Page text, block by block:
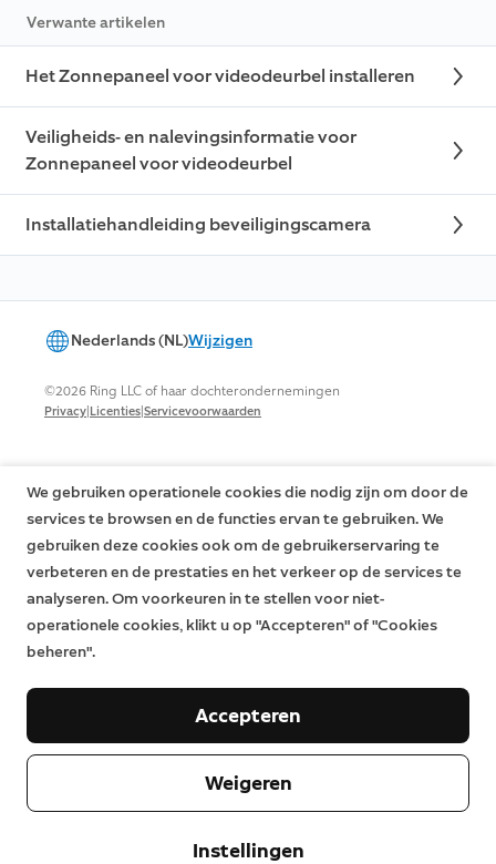
Verwante artikelen
Het Zonnepaneel voor videodeurbel installeren
Veiligheids- en nalevingsinformatie voor
Zonnepaneel voor videodeurbel
Installatiehandleiding beveiligingscamera
Nederlands (NL)Wijzigen
©2026 Ring LLC of haar dochterondernemingen
Privacy|Licenties|Servicevoorwaarden
We gebruiken operationele cookies die nodig zijn om door de
services te browsen en de functies ervan te gebruiken. We
gebruiken deze cookies ook om de gebruikerservaring te
verbeteren en de prestaties en het verkeer op de services te
analyseren. Om voorkeuren in te stellen voor niet-
operationele cookies, klikt u op "Accepteren" of "Cookies
beheren".
Instellingen
Weigeren
Accepteren